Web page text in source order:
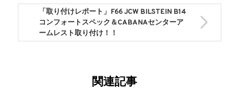
「取り付けレポート」F66 JCW BILSTEIN B14
コンフォートスペック＆CABANAセンターア
ームレスト取り付け！！
関連記事